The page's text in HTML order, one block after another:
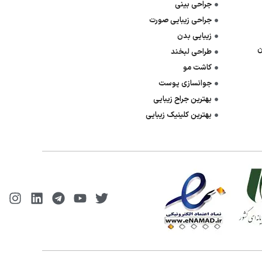
جراحی بینی
جراحی زیبایی صورت
زیبایی بدن
طراحی لبخند
کاشت مو
جوانسازی پوست
بهترین جراح زیبایی
بهترین کلینیک زیبایی